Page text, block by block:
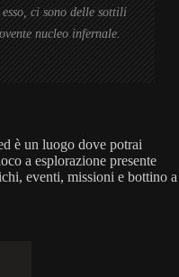
ci sono delle sottili
nucleo infernale.
è un luogo dove potrai
a esplorazione presente
eventi, missioni e bottino a